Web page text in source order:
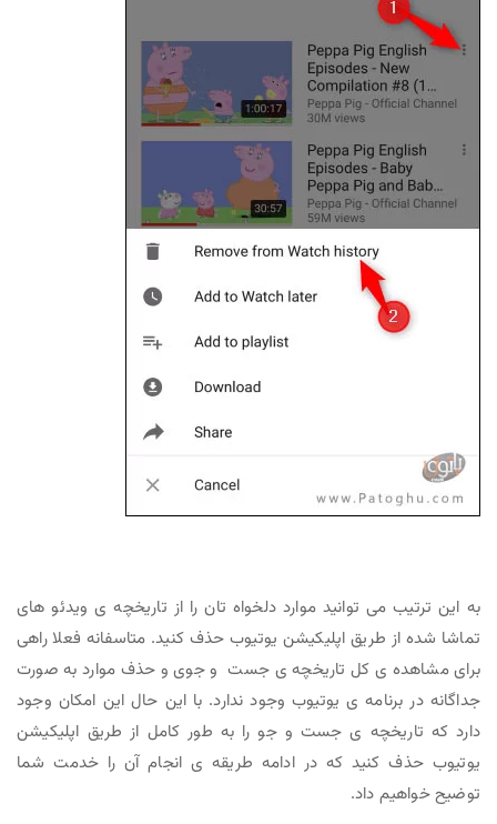
به این ترتیب می توانید موارد دلخواه تان را از تاریخچه ی ویدئو های
تماشا شده از طریق اپلیکیشن یوتیوب حذف کنید. متاسفانه فعلا راهی
برای مشاهده ی کل تاریخچه ی جست و جوی و حذف موارد به صورت
جداگانه در برنامه ی یوتیوب وجود ندارد. با این حال این امکان وجود
دارد که تاریخچه ی جست و جو را به طور کامل از طریق اپلیکیشن
یوتیوب حذف کنید که در ادامه طریقه ی انجام آن را خدمت شما
توضیح خواهیم داد.